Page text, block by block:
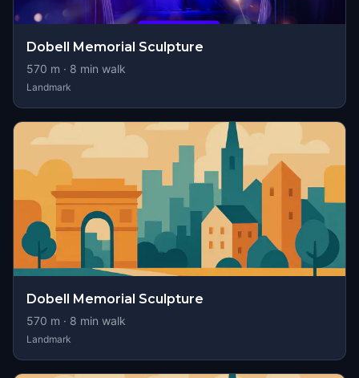
Dobell Memorial Sculpture
570 m · 8 min walk
Landmark
Dobell Memorial Sculpture
570 m · 8 min walk
Landmark